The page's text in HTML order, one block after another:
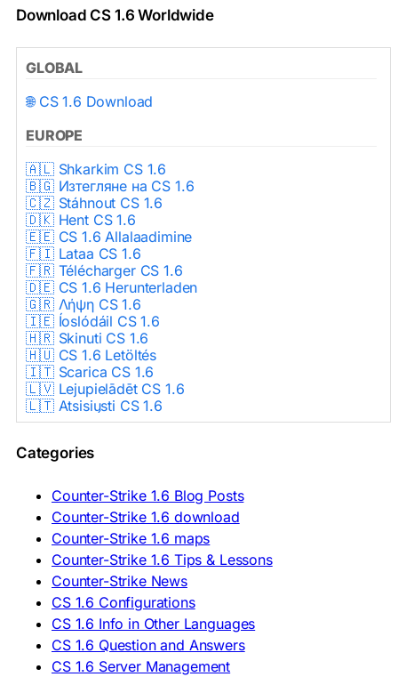
Download CS 1.6 Worldwide
GLOBAL
🌐 CS 1.6 Download
EUROPE
🇦🇱 Shkarkim CS 1.6
🇧🇬 Изтегляне на CS 1.6
🇨🇿 Stáhnout CS 1.6
🇩🇰 Hent CS 1.6
🇪🇪 CS 1.6 Allalaadimine
🇫🇮 Lataa CS 1.6
🇫🇷 Télécharger CS 1.6
🇩🇪 CS 1.6 Herunterladen
🇬🇷 Λήψη CS 1.6
🇮🇪 Íoslódáil CS 1.6
🇭🇷 Skinuti CS 1.6
🇭🇺 CS 1.6 Letöltés
🇮🇹 Scarica CS 1.6
🇱🇻 Lejupielādēt CS 1.6
🇱🇹 Atsisiųsti CS 1.6
🇳🇱 CS 1.6 Downloaden
🇵🇹 Descarregar CS 1.6
🇷🇺 Скачать CS 1.6
🇷🇸 Preuzmi CS 1.6
🇸🇰 Stiahnuť CS 1.6
🇸🇮 Prenesi CS 1.6
🇪🇸 Descargar CS 1.6
🇪🇸 Deskargatu CS 1.6
🇸🇪 Ladda ner CS 1.6
🇹🇷 CS 1.6 İndir
🇺🇦 Завантажити CS 1.6
ASIA & AFRICA
Categories
Counter-Strike 1.6 Blog Posts
Counter-Strike 1.6 download
Counter-Strike 1.6 maps
Counter-Strike 1.6 Tips & Lessons
Counter-Strike News
CS 1.6 Configurations
CS 1.6 Info in Other Languages
CS 1.6 Question and Answers
CS 1.6 Server Management